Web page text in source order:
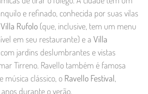
e refinado, conhecida por suas vilas
Villa Rufolo (que, inclusive, tem um menu
em seu restaurante) e a Villa
jardins deslumbrantes e vistas
Tirreno. Ravello também é famosa
música clássico, o Ravello Festival,
durante o verão.